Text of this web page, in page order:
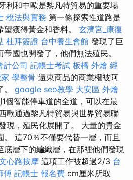
利和中歐是黎凡特貿易的重要場
稅法與實務 第一條探索性道路是
望獲得黃金和香料。 玄濟宮_康復
杜拜簽證 台中養生會館 發現了巨
國也開發了，他們無法殖民。
計公司 記帳士考試 板橋 外燴 經
學整骨 遠東商品的商業權被阿
。 google seo教學 大安區 外燴
1個智能停車道的全道，可以在最
歐通過黎凡特貿易與世界貿易聯
現，殖民化展開了。 大量的貴金
。 這70％不僅要代替一層，而且
底層下的編織層，在那裡他們發現
心路按摩 這項工作被超過2/3 台
傅 記帳士 報名費 cm厘米所取